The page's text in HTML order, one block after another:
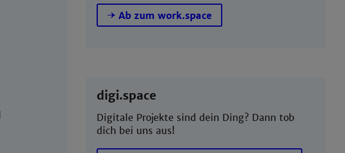
Ab zum work.space
digi.space
Digitale Projekte sind dein Ding? Dann tob
dich bei uns aus!